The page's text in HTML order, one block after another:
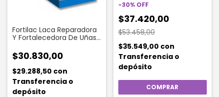
Fortilac Laca Reparadora
Y Fortalecedora De Uñas
$30.830,00
$29.288,50 con
Transferencia o
depósito
-30% OFF
$37.420,00
$53.458,00
$35.549,00 con
Transferencia o
depósito